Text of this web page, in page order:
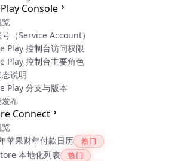
Console
（Service Account）
Play 控制台访问权限
Play 控制台主要角色
说明
Play 分支与版本
布
Connect
苹果财年付款日历
热门
本地化列表 热门